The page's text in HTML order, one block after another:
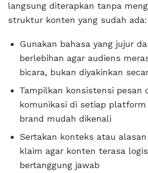
langsung diterapkan tanpa
struktur konten yang sudah ada:
Gunakan bahasa yang jujur
berlebihan agar audiens
bicara, bukan diyakinkan
Tampilkan konsistensi pesan
komunikasi di setiap
brand mudah dikenali
Sertakan konteks atau
klaim agar konten terasa
bertanggung jawab